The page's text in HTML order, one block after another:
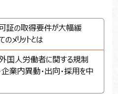
証の取得要件が大幅緩
メリットとは
外国人労働者に関する規制
業内異動・出向・採用を中